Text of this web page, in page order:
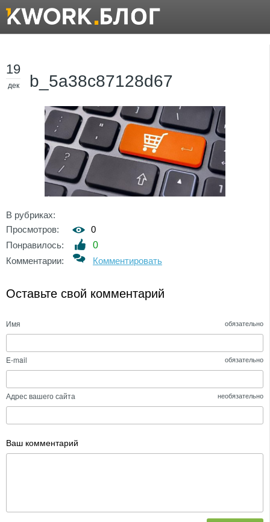
19
дек b_5a38c87128d67
В рубриках:
Просмотров:
0
Понравилось:
0
Комментарии:
Комментировать
Оставьте свой комментарий
Имя обязательно
E-mail обязательно
Адрес вашего сайта необязательно
Ваш комментарий